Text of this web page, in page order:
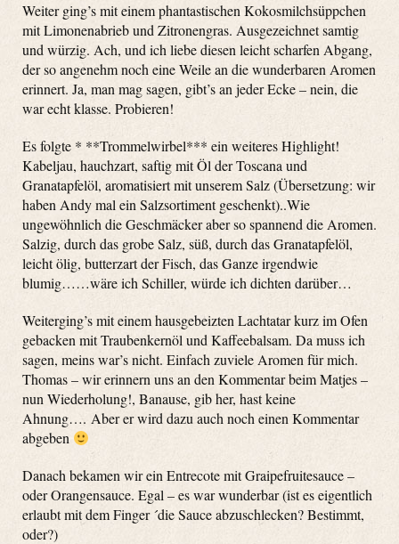
Weiter ging’s mit einem phantastischen Kokosmilchsüppchen
mit Limonenabrieb und Zitronengras. Ausgezeichnet samtig
und würzig. Ach, und ich liebe diesen leicht scharfen Abgang,
der so angenehm noch eine Weile an die wunderbaren Aromen
erinnert. Ja, man mag sagen, gibt’s an jeder Ecke – nein, die
war echt klasse. Probieren!
Es folgte * **Trommelwirbel*** ein weiteres Highlight!
Kabeljau, hauchzart, saftig mit Öl der Toscana und
Granatapfelöl, aromatisiert mit unserem Salz (Übersetzung: wir
haben Andy mal ein Salzsortiment geschenkt)..Wie
ungewöhnlich die Geschmäcker aber so spannend die Aromen.
Salzig, durch das grobe Salz, süß, durch das Granatapfelöl,
leicht ölig, butterzart der Fisch, das Ganze irgendwie
blumig……wäre ich Schiller, würde ich dichten darüber…
Weiterging’s mit einem hausgebeizten Lachtatar kurz im Ofen
gebacken mit Traubenkernöl und Kaffeebalsam. Da muss ich
sagen, meins war’s nicht. Einfach zuviele Aromen für mich.
Thomas – wir erinnern uns an den Kommentar beim Matjes –
nun Wiederholung!, Banause, gib her, hast keine
Ahnung…. Aber er wird dazu auch noch einen Kommentar
abgeben
Danach bekamen wir ein Entrecote mit Graipefruitesauce –
oder Orangensauce. Egal – es war wunderbar (ist es eigentlich
erlaubt mit dem Finger ´die Sauce abzuschlecken? Bestimmt,
oder?)